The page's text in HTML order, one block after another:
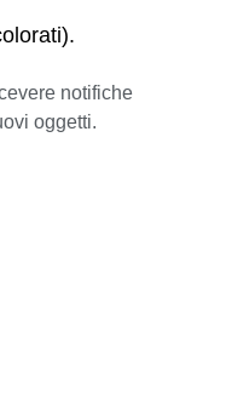
notifiche
oggetti.